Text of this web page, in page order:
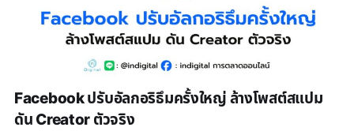
Facebook ปรับอัลกอริธึมครั้งใหญ่ ล้างโพสต์สแปม
ดัน Creator ตัวจริง